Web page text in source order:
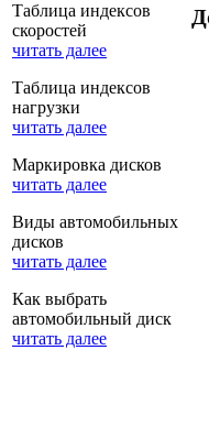
Таблица индексов
скоростей
читать далее
Таблица индексов
нагрузки
читать далее
Маркировка дисков
читать далее
Виды автомобильных
дисков
читать далее
Как выбрать
автомобильный диск
читать далее